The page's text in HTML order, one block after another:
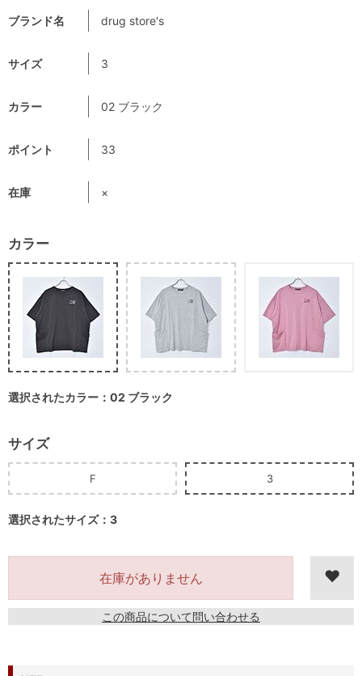
ブランド名 drug store's
サイズ 3
カラー 02 ブラック
ポイント 33
在庫 ×
カラー
選択されたカラー：02 ブラック
サイズ
F 3
選択されたサイズ：3
在庫がありません
この商品について問い合わせる